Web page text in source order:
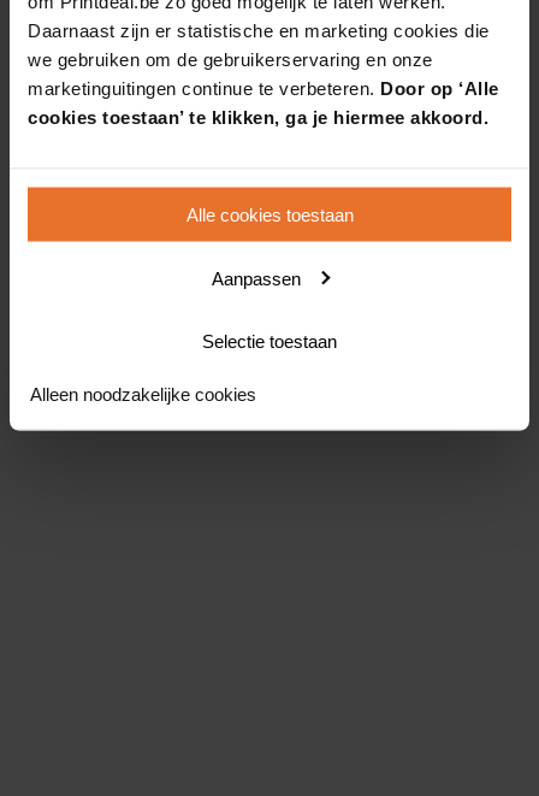
Daarnaast zijn er statistische en marketing cookies die
we gebruiken om de gebruikerservaring en onze
marketinguitingen continue te verbeteren. Door op ‘Alle
cookies toestaan’ te klikken, ga je hiermee akkoord.
Alle cookies toestaan
Aanpassen
Selectie toestaan
Alleen noodzakelijke cookies